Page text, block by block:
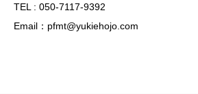
TEL : 050-7117-9392
Email：pfmt@yukiehojo.com